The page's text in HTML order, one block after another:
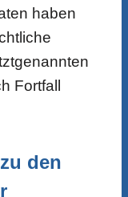
haben
Fortfall
den